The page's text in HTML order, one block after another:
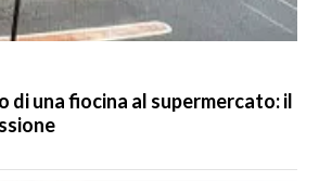
di una fiocina al supermercato: il